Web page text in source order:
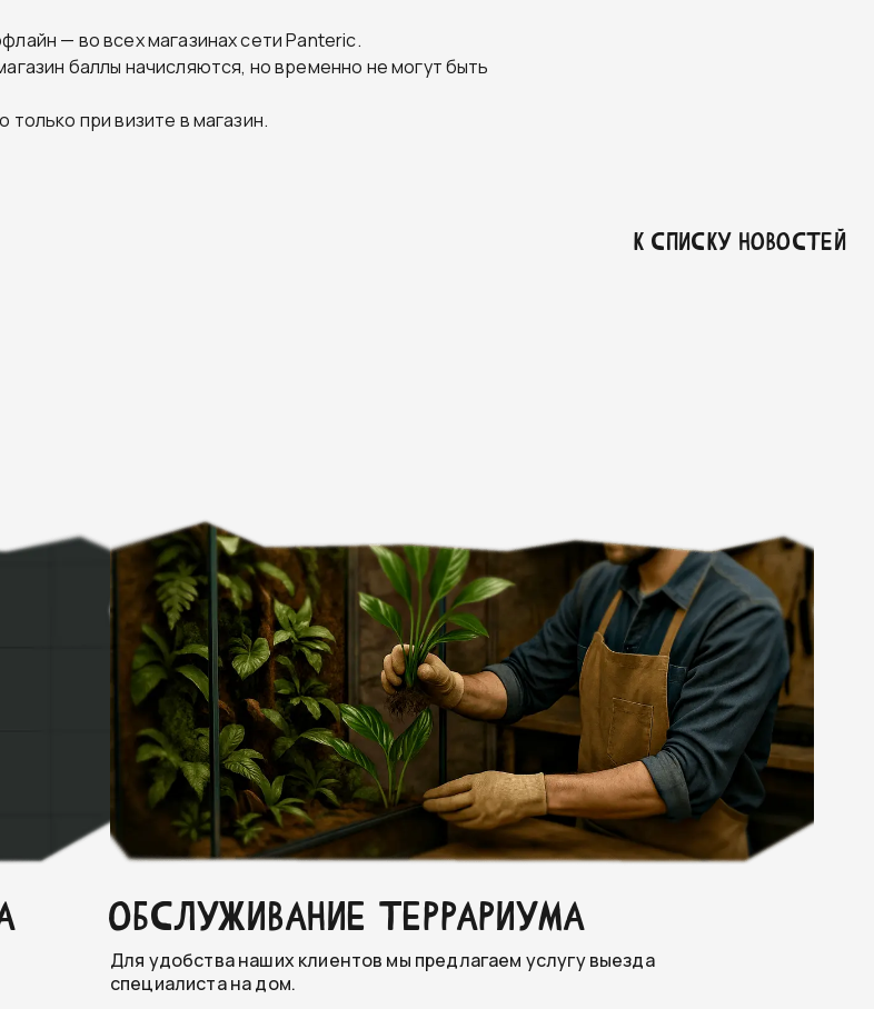
— во всех магазинах сети Panteric.
баллы начисляются, но временно не могут быть
при визите в магазин.
К списку новостей
ОБСЛУЖИВАНИЕ ТЕРРАРИУМА
Для удобства наших клиентов мы предлагаем услугу выезда
специалиста на дом.